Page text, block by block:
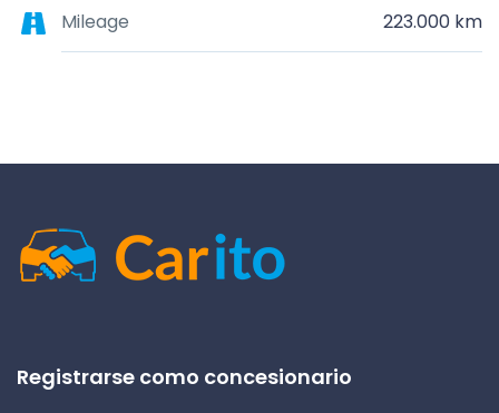
Mileage 223.000 km
Registrarse como concesionario